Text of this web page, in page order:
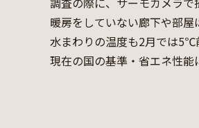
暖房をしていない廊下や部屋
水まわりの温度も2月では5℃
現在の国の基準・省エネ性